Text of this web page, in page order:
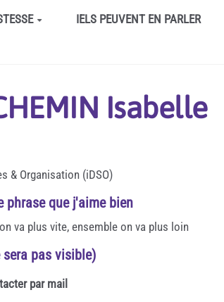
IELS PEUVENT EN PARLER
Isabelle
& Organisation (iDSO)
phrase que j'aime bien
va plus vite, ensemble on va plus loin
sera pas visible)
par mail